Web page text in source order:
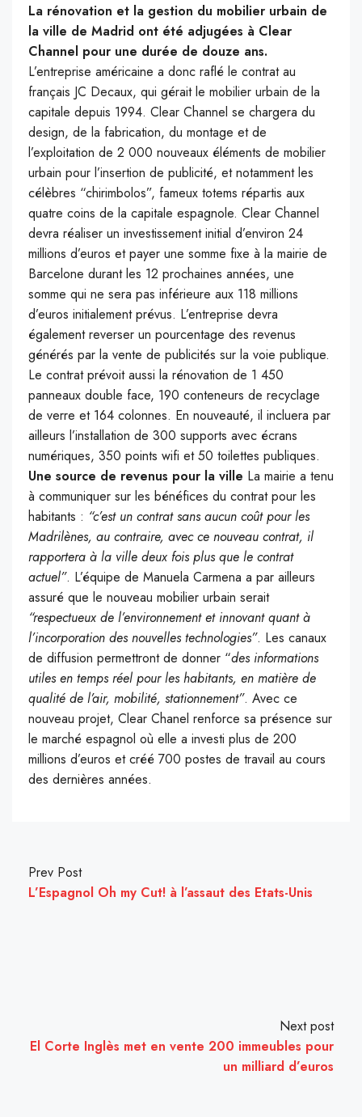
La rénovation et la gestion du mobilier urbain de
la ville de Madrid ont été adjugées à Clear
Channel pour une durée de douze ans.
L’entreprise américaine a donc raflé le contrat au
français JC Decaux, qui gérait le mobilier urbain de la
capitale depuis 1994. Clear Channel se chargera du
design, de la fabrication, du montage et de
l’exploitation de 2 000 nouveaux éléments de mobilier
urbain pour l’insertion de publicité, et notamment les
célèbres “chirimbolos”, fameux totems répartis aux
quatre coins de la capitale espagnole. Clear Channel
devra réaliser un investissement initial d’environ 24
millions d’euros et payer une somme fixe à la mairie de
Barcelone durant les 12 prochaines années, une
somme qui ne sera pas inférieure aux 118 millions
d’euros initialement prévus. L’entreprise devra
également reverser un pourcentage des revenus
générés par la vente de publicités sur la voie publique.
Le contrat prévoit aussi la rénovation de 1 450
panneaux double face, 190 conteneurs de recyclage
de verre et 164 colonnes. En nouveauté, il incluera par
ailleurs l’installation de 300 supports avec écrans
numériques, 350 points wifi et 50 toilettes publiques.
Une source de revenus pour la ville La mairie a tenu
à communiquer sur les bénéfices du contrat pour les
habitants : “c’est un contrat sans aucun coût pour les
Madrilènes, au contraire, avec ce nouveau contrat, il
rapportera à la ville deux fois plus que le contrat
actuel”. L’équipe de Manuela Carmena a par ailleurs
assuré que le nouveau mobilier urbain serait
“respectueux de l’environnement et innovant quant à
l’incorporation des nouvelles technologies”. Les canaux
de diffusion permettront de donner “des informations
utiles en temps réel pour les habitants, en matière de
qualité de l’air, mobilité, stationnement”. Avec ce
nouveau projet, Clear Chanel renforce sa présence sur
le marché espagnol où elle a investi plus de 200
millions d’euros et créé 700 postes de travail au cours
des dernières années.
Prev Post
L’Espagnol Oh my Cut! à l’assaut des Etats-Unis
Next post
El Corte Inglès met en vente 200 immeubles pour
un milliard d’euros